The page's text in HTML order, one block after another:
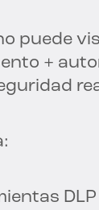
puede
+